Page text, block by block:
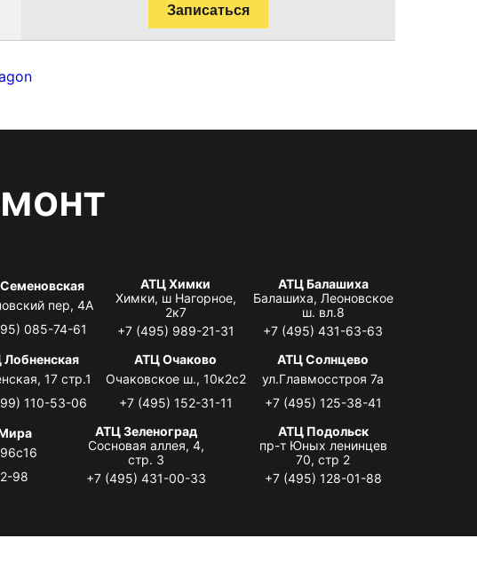
Записаться
пер, 4А
085-74-61
АТЦ Химки
Химки, ш Нагорное,
2к7
+7 (495) 989-21-31
АТЦ Балашиха
Балашиха, Леоновское
ш. вл.8
+7 (495) 431-63-63
Лобненская
17 стр.1
110-53-06
АТЦ Очаково
Очаковское ш., 10к2с2
+7 (495) 152-31-11
АТЦ Солнцево
ул.Главмосстроя 7а
+7 (495) 125-38-41
98
АТЦ Зеленоград
Сосновая аллея, 4,
стр. 3
+7 (495) 431-00-33
АТЦ Подольск
пр-т Юных ленинцев
70, стр 2
+7 (495) 128-01-88